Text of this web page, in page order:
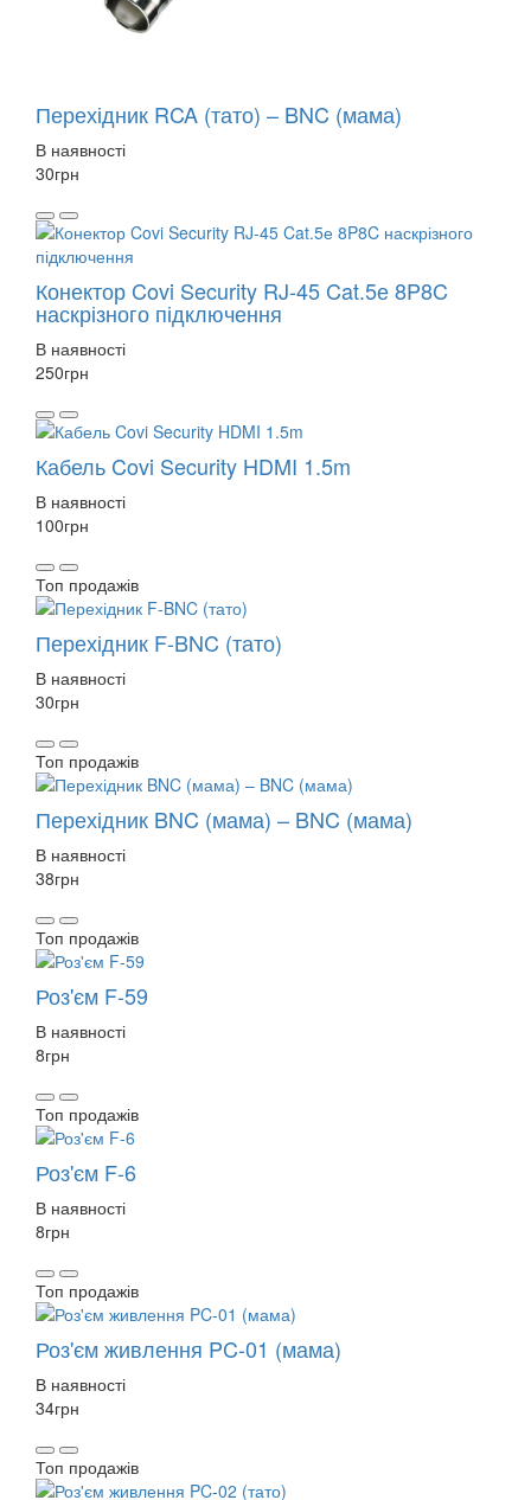
Перехідник RCA (тато) – BNC (мама)
В наявності
30грн
Конектор Covi Security RJ-45 Cat.5е 8P8C
наскрізного підключення
В наявності
250грн
Кабель Covi Security HDMI 1.5m
В наявності
100грн
Топ продажів
Перехідник F-BNC (тато)
В наявності
30грн
Топ продажів
Перехідник BNC (мама) – BNC (мама)
В наявності
38грн
Топ продажів
Роз'єм F-59
В наявності
8грн
Топ продажів
Роз'єм F-6
В наявності
8грн
Топ продажів
Роз'єм живлення PC-01 (мама)
В наявності
34грн
Топ продажів